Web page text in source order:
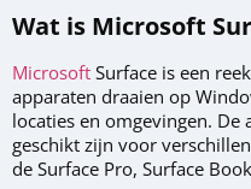
Wat is Microsoft
Microsoft Surface is een
apparaten draaien op
locaties en omgevingen.
geschikt zijn voor
de Surface Pro, Surface